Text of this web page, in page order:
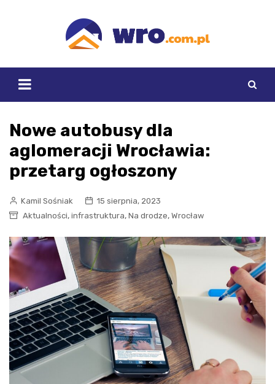
Nowe autobusy dla
aglomeracji Wrocławia:
przetarg ogłoszony
Kamil Sośniak
15 sierpnia, 2023
Aktualności, infrastruktura, Na drodze, Wrocław